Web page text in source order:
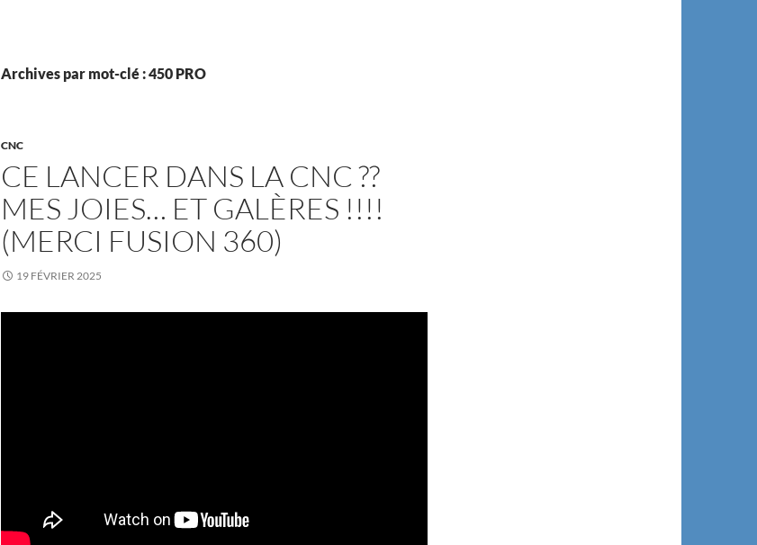
Archives par mot-clé : 450 PRO
CNC
CE LANCER DANS LA CNC ??
MES JOIES… ET GALÈRES !!!!
(MERCI FUSION 360)
19 FÉVRIER 2025